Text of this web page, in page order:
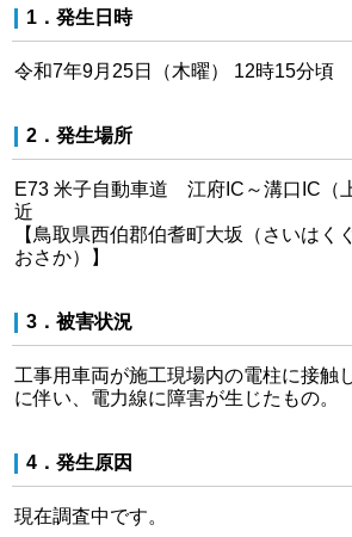
1．発生日時
令和7年9月25日（木曜） 12時15分頃
2．発生場所
E73 米子自動車道 江府IC～溝口IC
近
【鳥取県西伯郡伯耆町大坂（さいはく
おさか）】
3．被害状況
工事用車両が施工現場内の電柱に接触
に伴い、電力線に障害が生じたもの。
4．発生原因
現在調査中です。